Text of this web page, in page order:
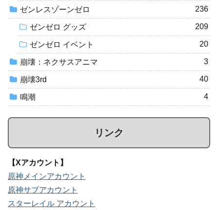
ゼンレスゾーンゼロ 236
ゼンゼロ グッズ 209
ゼンゼロ イベント 20
崩壊：ネクサスアニマ 3
崩壊3rd 40
鳴潮 4
リンク
【Xアカウント】
原神メインアカウント
原神サブアカウント
スターレイル アカウント